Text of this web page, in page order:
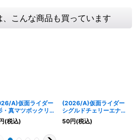
こんな商品も買っています
A)仮面ライダー
・真マツボックリエ
ーアームズ【C】
010}《赤》
(税込)
(2026/A)仮面ライダー
シグルドチェリーエナジ
ーアームズ【C】
{26RCB01-006}《赤》
50円(税込)